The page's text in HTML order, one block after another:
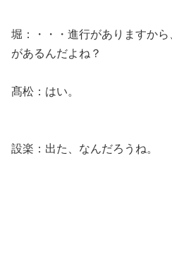
堀：・・・進行がありますか
があるんだよね？
髙松：はい。
設楽：出た、なんだろうね。